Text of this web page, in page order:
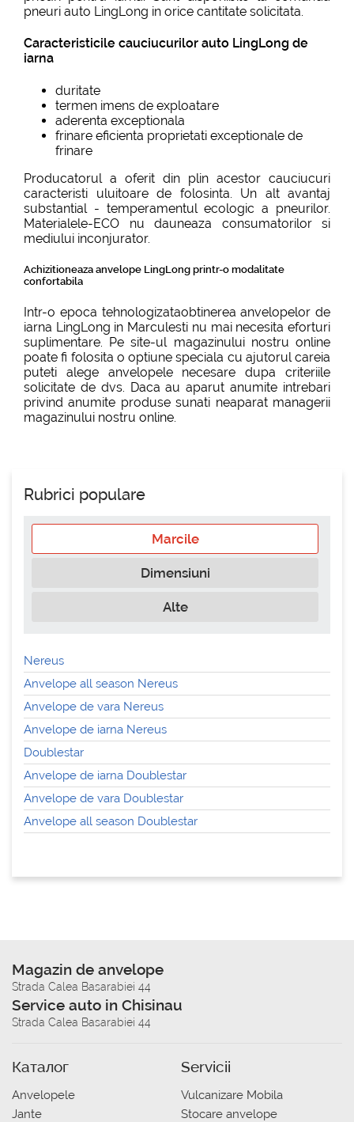
pneuri auto LingLong in orice cantitate solicitata.
Caracteristicile cauciucurilor auto LingLong de
iarna
duritate
termen imens de exploatare
aderenta exceptionala
frinare eficienta proprietati exceptionale de
frinare
Producatorul a oferit din plin acestor cauciucuri
caracteristi uluitoare de folosinta. Un alt avantaj
substantial - temperamentul ecologic a pneurilor.
Materialele-ECO nu dauneaza consumatorilor si
mediului inconjurator.
Achizitioneaza anvelope LingLong printr-o modalitate
confortabila
Intr-o epoca tehnologizataobtinerea anvelopelor de
iarna LingLong in Marculesti nu mai necesita eforturi
suplimentare. Pe site-ul magazinului nostru online
poate fi folosita o optiune speciala cu ajutorul careia
puteti alege anvelopele necesare dupa criteriile
solicitate de dvs. Daca au aparut anumite intrebari
privind anumite produse sunati neaparat managerii
magazinului nostru online.
Rubrici populare
Marcile
Dimensiuni
Alte
Nereus
Anvelope all season Nereus
Anvelope de vara Nereus
Anvelope de iarna Nereus
Doublestar
Anvelope de iarna Doublestar
Anvelope de vara Doublestar
Anvelope all season Doublestar
Magazin de anvelope
Strada Calea Basarabiei 44
Service auto in Chisinau
Strada Calea Basarabiei 44
Каталог
Anvelopele
Jante
Servicii
Vulcanizare Mobila
Stocare anvelope